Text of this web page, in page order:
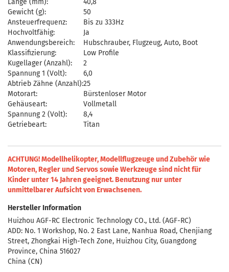
Länge (mm):
40,8
Gewicht (g):
50
Ansteuerfrequenz:
Bis zu 333Hz
Hochvoltfähig:
Ja
Anwendungsbereich:
Hubschrauber, Flugzeug, Auto, Boot
Klassifizierung:
Low Profile
Kugellager (Anzahl):
2
Spannung 1 (Volt):
6,0
Abtrieb Zähne (Anzahl):25
Motorart:
Bürstenloser Motor
Gehäuseart:
Vollmetall
Spannung 2 (Volt):
8,4
Getriebeart:
Titan
ACHTUNG! Modellhelikopter, Modellflugzeuge und Zubehör wie
Motoren, Regler und Servos sowie Werkzeuge sind nicht für
Kinder unter 14 Jahren geeignet. Benutzung nur unter
unmittelbarer Aufsicht von Erwachsenen.
Hersteller Information
Huizhou AGF-RC Electronic Technology CO., Ltd. (AGF-RC)
ADD: No. 1 Workshop, No. 2 East Lane, Nanhua Road, Chenjiang
Street, Zhongkai High-Tech Zone, Huizhou City, Guangdong
Province, China 516027
China (CN)